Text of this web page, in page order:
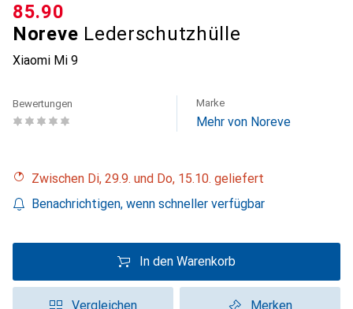
Noreve Lederschutzhülle
Xiaomi Mi 9
CHF
85.90
Bewertungen Marke
Mehr von Noreve
Zwischen Di, 29.9. und Do, 15.10. geliefert
Benachrichtigen, wenn schneller verfügbar
In den Warenkorb
Vergleichen Merken